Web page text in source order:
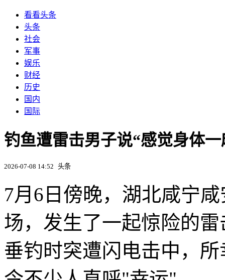
看看头条
头条
社会
军事
娱乐
财经
历史
国内
国际
钓鱼遭雷击男子说“感觉身体
2026-07-08 14:52 头条
7月6日傍晚，湖北咸宁
场，发生了一起惊险的
垂钓时突遭闪电击中，